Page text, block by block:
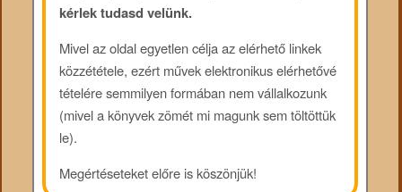
kérlek tudasd velünk.
Mivel az oldal egyetlen célja az elérhető linkek
közzététele, ezért művek elektronikus elérhetővé
tételére semmilyen formában nem vállalkozunk
(mivel a könyvek zömét mi magunk sem töltöttük
le).
Megértéseteket előre is köszönjük!